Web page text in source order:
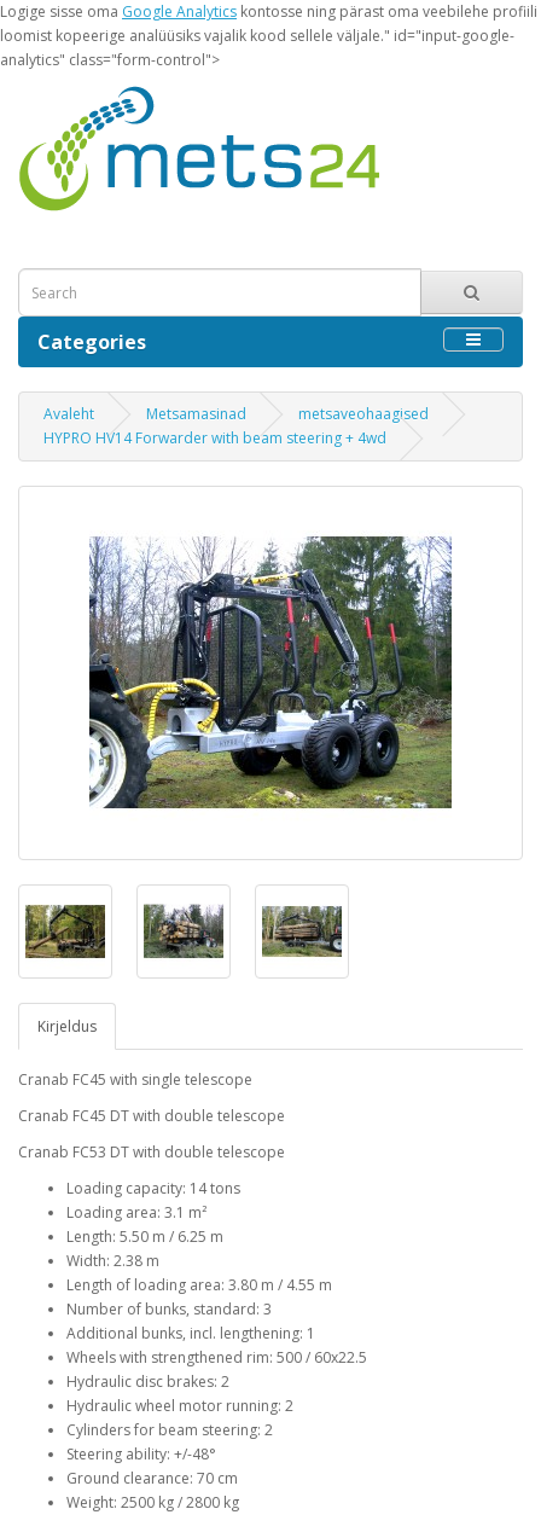
Logige sisse oma Google Analytics kontosse ning pärast oma veebilehe profiili
loomist kopeerige analüüsiks vajalik kood sellele väljale." id="input-google-
analytics" class="form-control">
Categories
Avaleht Metsamasinad
metsaveohaagised
HYPRO HV14 Forwarder with beam steering + 4wd
Kirjeldus
Cranab FC45 with single telescope
Cranab FC45 DT with double telescope
Cranab FC53 DT with double telescope
Loading capacity: 14 tons
Loading area: 3.1 m²
Length: 5.50 m / 6.25 m
Width: 2.38 m
Length of loading area: 3.80 m / 4.55 m
Number of bunks, standard: 3
Additional bunks, incl. lengthening: 1
Wheels with strengthened rim: 500 / 60x22.5
Hydraulic disc brakes: 2
Hydraulic wheel motor running: 2
Cylinders for beam steering: 2
Steering ability: +/-48°
Ground clearance: 70 cm
Weight: 2500 kg / 2800 kg